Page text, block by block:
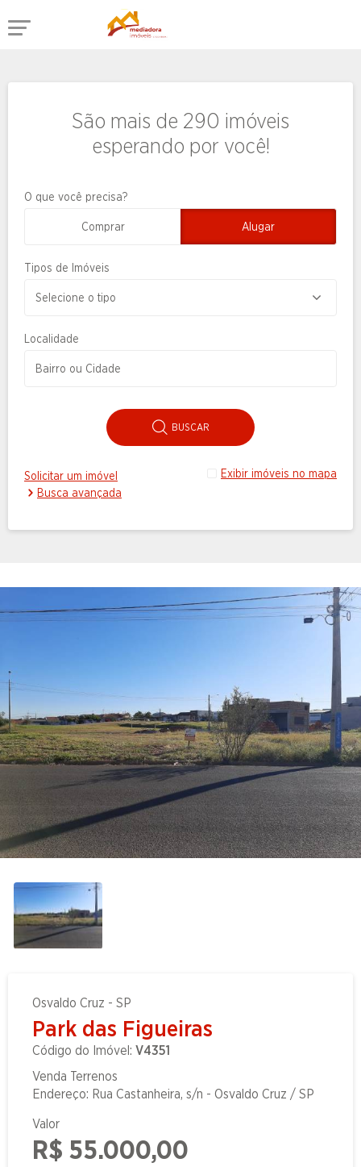
São mais de 290 imóveis
esperando por você!
O que você precisa?
Comprar Alugar
Tipos de Imóveis
Localidade
Solicitar um imóvel
Exibir imóveis no mapa
Busca avançada
BUSCAR
Osvaldo Cruz - SP
Park das Figueiras
Código do Imóvel: V4351
Venda Terrenos
Endereço: Rua Castanheira, s/n - Osvaldo Cruz / SP
Valor
R$ 55.000,00